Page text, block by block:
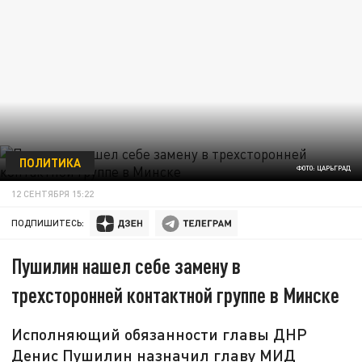
ФОТО: ЦАРЬГРАД
ПОЛИТИКА
12 СЕНТЯБРЯ 15:22
ПОДПИШИТЕСЬ:
Пушилин нашел себе замену в
трехсторонней контактной группе в Минске
Исполняющий обязанности главы ДНР
Денис Пушилин назначил главу МИД